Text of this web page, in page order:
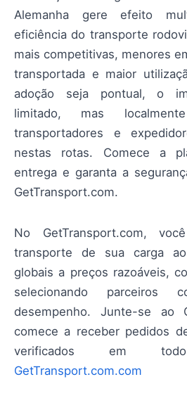
Alemanha gere efeito
eficiência do transporte
mais competitivas, menores
transportada e maior
adoção seja pontual, o
limitado, mas
transportadores e
nestas rotas. Comece a
entrega e garanta a
GetTransport.com.
No GetTransport.com,
transporte de sua carga
globais a preços razoáveis,
selecionando parceiros
desempenho. Junte-se ao
comece a receber pedidos
verificados em
GetTransport.com.com